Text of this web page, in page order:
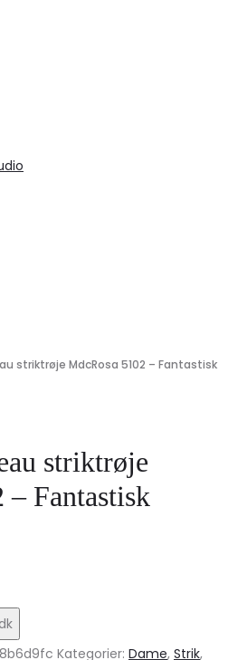
striktrøje MdcRosa 5102 – Fantastisk
striktrøje
– Fantastisk
Kategorier: Dame, Strik,